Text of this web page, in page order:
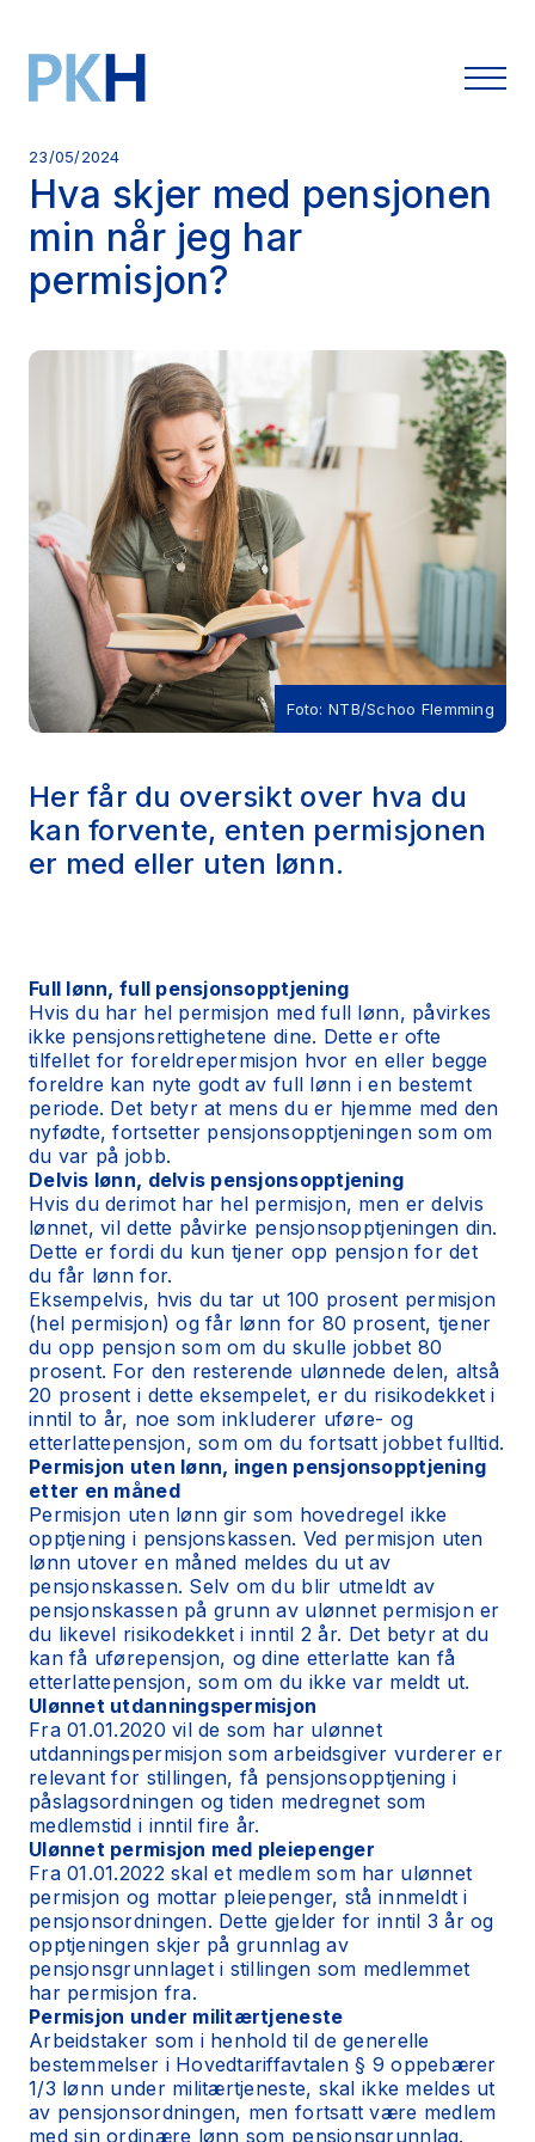
23/05/2024
Hva skjer med pensjonen
min når jeg har
permisjon?
Foto: NTB/Schoo Flemming
Her får du oversikt over hva du
kan forvente, enten permisjonen
er med eller uten lønn.
Full lønn, full pensjonsopptjening
Hvis du har hel permisjon med full lønn, påvirkes
ikke pensjonsrettighetene dine. Dette er ofte
tilfellet for foreldrepermisjon hvor en eller begge
foreldre kan nyte godt av full lønn i en bestemt
periode. Det betyr at mens du er hjemme med den
nyfødte, fortsetter pensjonsopptjeningen som om
du var på jobb.
Delvis lønn, delvis pensjonsopptjening
Hvis du derimot har hel permisjon, men er delvis
lønnet, vil dette påvirke pensjonsopptjeningen din.
Dette er fordi du kun tjener opp pensjon for det
du får lønn for.
Eksempelvis, hvis du tar ut 100 prosent permisjon
(hel permisjon) og får lønn for 80 prosent, tjener
du opp pensjon som om du skulle jobbet 80
prosent. For den resterende ulønnede delen, altså
20 prosent i dette eksempelet, er du risikodekket i
inntil to år, noe som inkluderer uføre- og
etterlattepensjon, som om du fortsatt jobbet fulltid.
Permisjon uten lønn, ingen pensjonsopptjening
etter en måned
Permisjon uten lønn gir som hovedregel ikke
opptjening i pensjonskassen. Ved permisjon uten
lønn utover en måned meldes du ut av
pensjonskassen. Selv om du blir utmeldt av
pensjonskassen på grunn av ulønnet permisjon er
du likevel risikodekket i inntil 2 år. Det betyr at du
kan få uførepensjon, og dine etterlatte kan få
etterlattepensjon, som om du ikke var meldt ut.
Ulønnet utdanningspermisjon
Fra 01.01.2020 vil de som har ulønnet
utdanningspermisjon som arbeidsgiver vurderer er
relevant for stillingen, få pensjonsopptjening i
påslagsordningen og tiden medregnet som
medlemstid i inntil fire år.
Ulønnet permisjon med pleiepenger
Fra 01.01.2022 skal et medlem som har ulønnet
permisjon og mottar pleiepenger, stå innmeldt i
pensjonsordningen. Dette gjelder for inntil 3 år og
opptjeningen skjer på grunnlag av
pensjonsgrunnlaget i stillingen som medlemmet
har permisjon fra.
Permisjon under militærtjeneste
Arbeidstaker som i henhold til de generelle
bestemmelser i Hovedtariffavtalen § 9 oppebærer
1/3 lønn under militærtjeneste, skal ikke meldes ut
av pensjonsordningen, men fortsatt være medlem
med sin ordinære lønn som pensjonsgrunnlag.